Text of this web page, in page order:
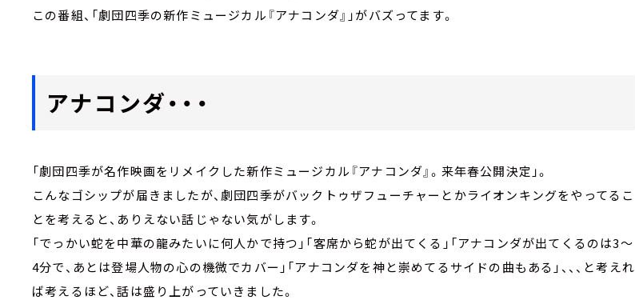
この番組、「劇団四季の新作ミュージカル『アナコンダ』」がバズってます。
アナコンダ・・・
「劇団四季が名作映画をリメイクした新作ミュージカル『アナコンダ』。来年春公開決定」。
こんなゴシップが届きましたが、劇団四季がバックトゥザフューチャーとかライオンキングをやってるこ
とを考えると、ありえない話じゃない気がします。
「でっかい蛇を中華の龍みたいに何人かで持つ」「客席から蛇が出てくる」「アナコンダが出てくるのは3～
4分で、あとは登場人物の心の機微でカバー」「アナコンダを神と崇めてるサイドの曲もある」、、、と考えれ
ば考えるほど、話は盛り上がっていきました。